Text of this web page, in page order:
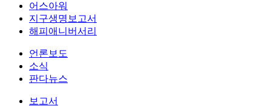
어스아워
지구생명보고서
해피애니버서리
언론보도
소식
판다뉴스
보고서